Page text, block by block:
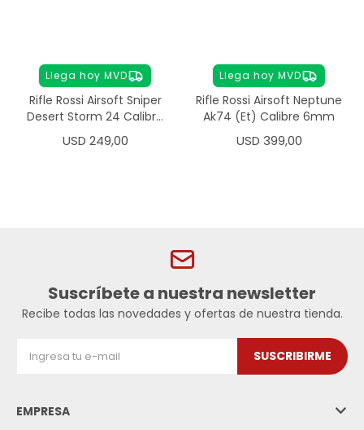
Llega hoy MVD
Rifle Rossi Airsoft Sniper
Desert Storm 24 Calibre
6mm
USD 249,00
Llega hoy MVD
Rifle Rossi Airsoft Neptune
Ak74 (Et) Calibre 6mm
USD 399,00
Suscríbete a nuestra newsletter
Recibe todas las novedades y ofertas de nuestra tienda.
SUSCRIBIRME
EMPRESA